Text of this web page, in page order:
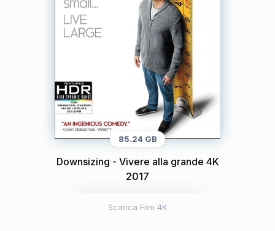
85.24 GB
Downsizing - Vivere alla grande 4K
2017
Scarica Film 4K